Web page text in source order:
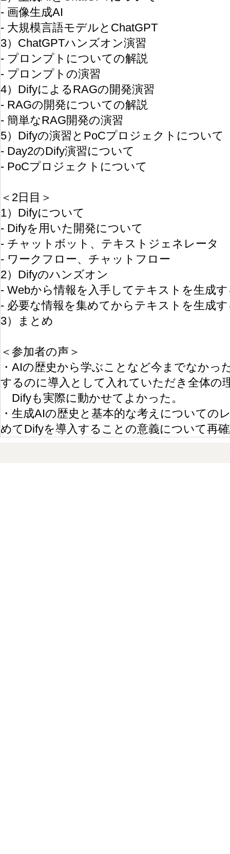
- 画像生成AI
- 大規模言語モデルとChatGPT
3）ChatGPTハンズオン演習
- プロンプトについての解説
- プロンプトの演習
4）DifyによるRAGの開発演習
- RAGの開発についての解説
- 簡単なRAG開発の演習
5）Difyの演習とPoCプロジェクトについて
- Day2のDify演習について
- PoCプロジェクトについて
＜2日目＞
1）Difyについて
- Difyを用いた開発について
- チャットボット、テキストジェネレータ
- ワークフロー、チャットフロー
2）Difyのハンズオン
- Webから情報を入手してテキストを生成
- 必要な情報を集めてからテキストを生成
3）まとめ
＜参加者の声＞
・AIの歴史から学ぶことなど今までなかっ
するのに導入として入れていただき全体の
Difyも実際に動かせてよかった。
・ 生成AIの歴史と基本的な考えについての
めてDifyを導入することの意義について再